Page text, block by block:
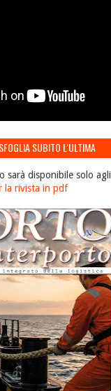
SUBITO L'ULTIMA
sarà disponibile solo agli
la rivista in pdf